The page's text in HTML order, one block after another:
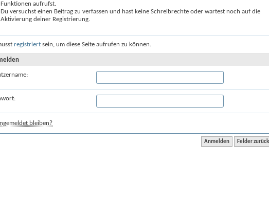
Funktionen aufrufst.
Du versuchst einen Beitrag zu verfassen und hast keine Schreibrechte oder wartest noch auf die
Aktivierung deiner Registrierung.
registriert sein, um diese Seite aufrufen zu können.
bleiben?